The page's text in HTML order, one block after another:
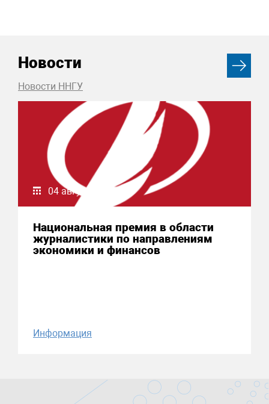
Новости
Новости ННГУ
04 августа 2026
Национальная премия в области
журналистики по направлениям
экономики и финансов
Информация